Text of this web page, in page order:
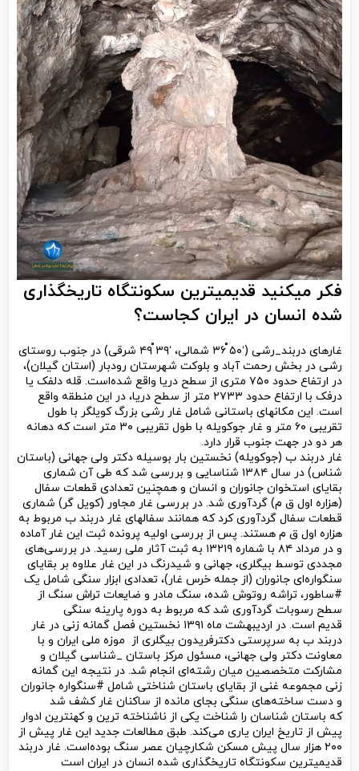
فکر میکنید قدیمیترین سکونتگاه تاریخگذاری
شده انسان در ایران کجاست؟
غارهای دربند_رشی (‘۵۰ ْ۳۶ شمالی، ‘۳۹ ْ۴۹ شرقی) در جنوب روستای
رشی در بخش رحمت آباد و بلوکت شهرستان رودبار (استان گیلان)،
در ارتفاع حدود ۷۵۰ متری از سطح دریا واقع شده‌است. قله دلفک یا
درفک با ارتفاع حدود ۲۷۳۳ متر از سطح دریا، در این منطقه واقع
است. این مکانهای باستانی شامل غار رشی بزرگ کویلگر با طول
تقریبی ۶۰ متر و غار جوکویله با طول تقریبی ۳۰ متر است که دهانه
هر دو در جهت جنوب قرار دارد.
غار دربند ب (جوکویله) نخستین بار بوسیله دکتر ولی جهانی (باستان
شناس) در سال ۱۳۸۴ شناسایی و بررسی شد که طی آن شماری
بقایای استخوان جانوران و انسان و همچنین تعدادی قطعات سفال
(هزاره اول ق م) گردآوری شد. در بررسی غار مجاور (کویل گر) شماری
قطعات سفال گردآوری کرد که همانند سفالهای غار دربند ب مربوط به
هزاره اول ق م هستند. پس از بررسی اولیه پرونده ثبت این غار آماده
و در مرداد ۸۴ با شماره ۱۳۲۱۹ به ثبت آثار ملی رسید. در بررسی‌های
مجددی توسط بیگلری، جهانی و شیدرنگ در این غار علاوه بر بقایای
سنگواره‌ای جانوران (از جمله خرس غار)، تعدادی ابزار سنگی شامل یک
#ساطور، تراشه روتوش شده، سنگ مادر و ضایعات تراش سنگ از
سطح رسوبات گردآوری شد که مربوط به دوره پارینه سنگی
قدیم است. در اردیبهشت ماه ۱۳۹۱ نخستین فصل گمانه زنی در غار
دربند ب به سرپرستی دکترفریدون بیگلری از موزه ملی ایران و با
معاونت دکتر ولی جهانی، مسئول مرکز باستان _شناسی گیلان و
مشارکت متخصصین میان رشته‌ای انجام شد. در نتیجه این گمانه
زنی مجموعه غنی از بقایای باستان شناختی شامل #سنگواره جانوران
و دست ساخته‌های سنگی بجای مانده از ساکنان غار کشف شد
که باستان شناسان را شناخت یکی از ناشناخته ترین و کهنترین ادوار
پیش از تاریخ ایران یاری می‌کند. طبق مطالعات جدید این غار پیش از
۲۰۰ هزار سال پیش مسکن شکارچیان عصر سنگ بوده‌است. غار دربند
قدیمیترین سکونتگاه تاریخگذاری شده انسان در ایران است